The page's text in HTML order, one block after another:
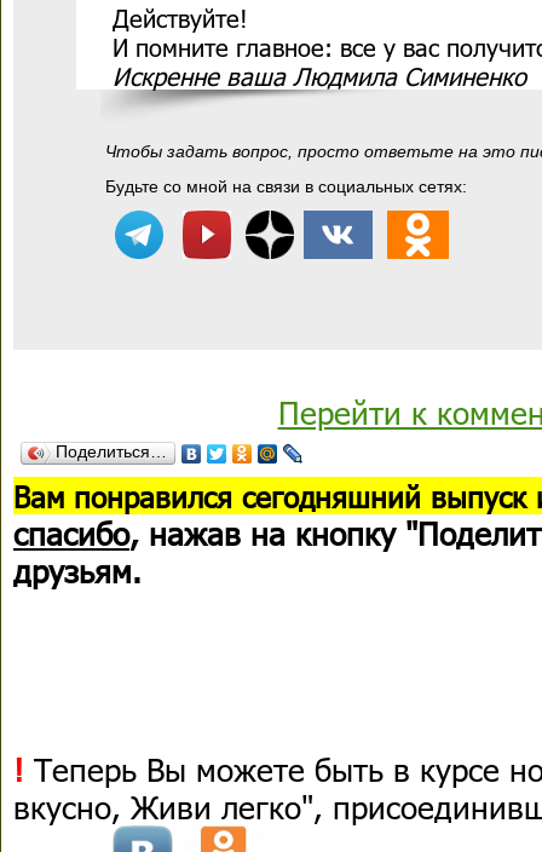
Действуйте!
И помните главное: все у вас
Искренне ваша Людмила Симиненко
Чтобы задать вопрос, просто ответьте на это
Будьте со мной на связи в социальных сетях:
Перейти к
Поделиться…
Вам понравился сегодняшний выпуск
спасибо, нажав на кнопку
друзьям.
! Теперь Вы можете быть в курсе
вкусно, Живи легко",